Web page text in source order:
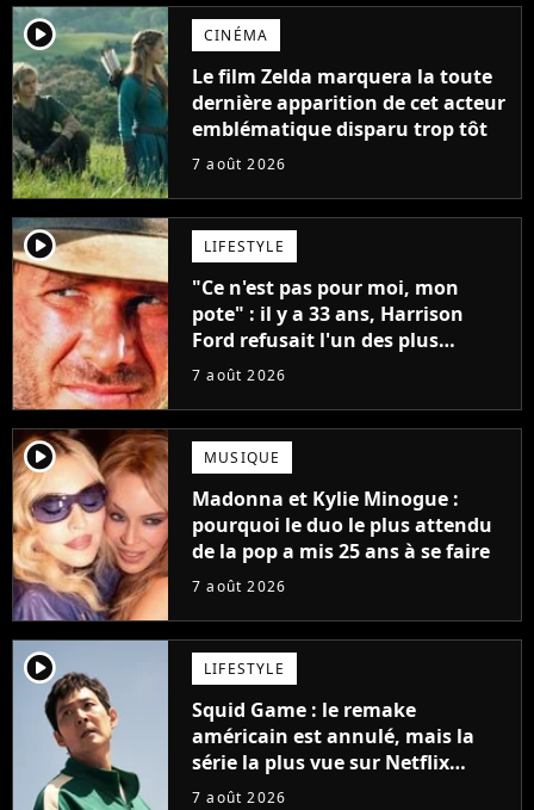
player2 CINÉMA
Le film Zelda marquera la toute
dernière apparition de cet acteur
emblématique disparu trop tôt
7 août 2026
player2 LIFESTYLE
"Ce n'est pas pour moi, mon
pote" : il y a 33 ans, Harrison
Ford refusait l'un des plus
grands succès de tous les temps
7 août 2026
player2 MUSIQUE
Madonna et Kylie Minogue :
pourquoi le duo le plus attendu
de la pop a mis 25 ans à se faire
7 août 2026
player2 LIFESTYLE
Squid Game : le remake
américain est annulé, mais la
série la plus vue sur Netflix
pourrait avoir une version
7 août 2026